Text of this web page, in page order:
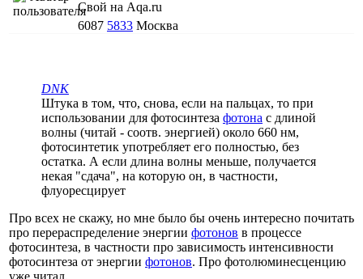
Свой на Aqa.ru
6087 5833 Москва
DNK
Штука в том, что, снова, если на пальцах, то при
использовании для фотосинтеза фотона с длиной
волны (читай - соотв. энергией) около 660 нм,
фотосинтетик употребляет его полностью, без
остатка. А если длина волны меньше, получается
некая "сдача", на которую он, в частности,
флуоресцирует
Про всех не скажу, но мне было бы очень интересно почитать
про перераспределение энергии фотонов в процессе
фотосинтеза, в частности про зависимость интенсивности
фотосинтеза от энергии фотонов. Про фотолюминесценцию
уже читал.